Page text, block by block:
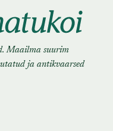
Maailma suurim
ja antikvaarsed